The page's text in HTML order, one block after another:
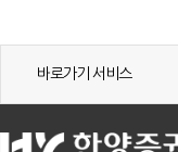
바로가기 서비스